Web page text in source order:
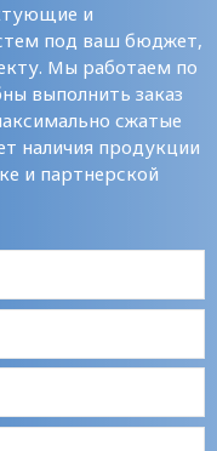
и
под ваш бюджет,
Мы работаем по
выполнить заказ
сжатые
наличия продукции
и партнерской